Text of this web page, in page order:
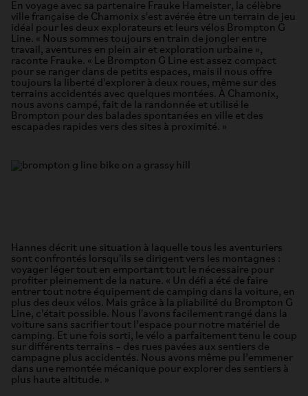
En voyage avec sa partenaire Frauke Hameister, la célèbre
ville française de Chamonix s'est avérée être un terrain de jeu
idéal pour les deux explorateurs et leurs vélos Brompton G
Line. « Nous sommes toujours en train de jongler entre
travail, aventures en plein air et exploration urbaine »,
raconte Frauke. « Le Brompton G Line est assez compact
pour se ranger dans de petits espaces, mais il nous offre
toujours la liberté d'explorer à deux roues, même sur des
terrains accidentés avec quelques montées. À Chamonix,
nous avons campé, fait de la randonnée et utilisé le
Brompton pour des balades spontanées en ville et des
escapades rapides vers des sites à proximité. »
Hannes décrit une situation à laquelle tous les aventuriers
sont confrontés lorsqu'ils se dirigent vers les montagnes :
voyager léger tout en emportant tout le nécessaire pour
profiter pleinement de la nature. « Un défi a été de faire
entrer tout notre équipement de camping dans la voiture, en
plus des deux vélos. Mais grâce à la pliabilité du Brompton G
Line, c'était possible. Nous l'avons facilement rangé dans la
voiture sans sacrifier tout l’espace pour notre matériel de
camping. Et une fois sorti, le vélo a parfaitement tenu le coup
sur différents terrains – des rues pavées aux sentiers de
campagne plus accidentés. Nous avons même pu l’emmener
dans une remontée mécanique pour explorer des sentiers à
plus haute altitude. »